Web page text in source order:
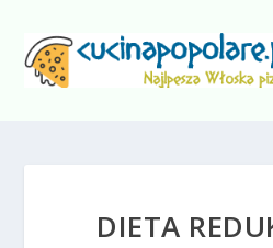
DIETA